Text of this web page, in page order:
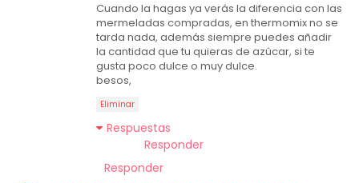
Cuando la hagas ya verás la diferencia con las
mermeladas compradas, en thermomix no se
tarda nada, además siempre puedes añadir
la cantidad que tu quieras de azúcar, si te
gusta poco dulce o muy dulce.
besos,
Eliminar
Respuestas
Responder
Responder